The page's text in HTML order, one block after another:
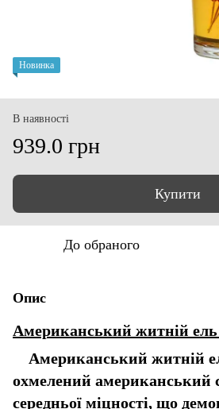
Новинка
В наявності
939.0 грн
Купити
До обраного
Опис
Американський житній ель
Американський житній
охмелений американський
середньої міцності, що